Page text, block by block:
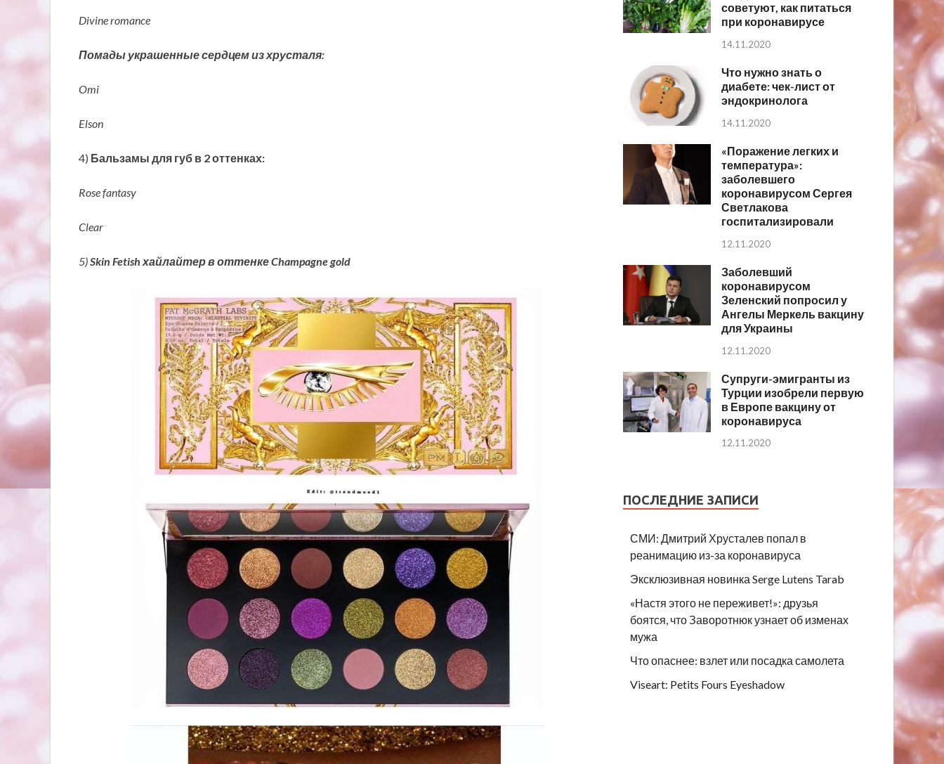
Divine romance
Помады украшенные сердцем из хрусталя:
Omi
Elson
4) Бальзамы для губ в 2 оттенках:
Rose fantasy
Clear
5)Skin Fetish хайлайтер в оттенке Champagne gold
советуют, как питаться
при коронавирусе
14.11.2020
Что нужно знать о
диабете: чек-лист от
эндокринолога
14.11.2020
«Поражение легких и
температура»:
заболевшего
коронавирусом Сергея
Светлакова
госпитализировали
12.11.2020
Заболевший
коронавирусом
Зеленский попросил у
Ангелы Меркель вакцину
для Украины
12.11.2020
Супруги-эмигранты из
Турции изобрели первую
в Европе вакцину от
коронавируса
12.11.2020
ПОСЛЕДНИЕ ЗАПИСИ
СМИ: Дмитрий Хрусталев попал в
реанимацию из-за коронавируса
Эксклюзивная новинка Serge Lutens Tarab
«Настя этого не переживет!»: друзья
боятся, что Заворотнюк узнает об изменах
мужа
Что опаснее: взлет или посадка самолета
Viseart: Petits Fours Eyeshadow